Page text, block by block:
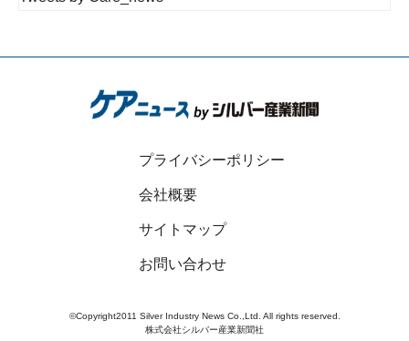
プライバシーポリシー
会社概要
サイトマップ
お問い合わせ
©Copyright2011 Silver Industry News Co.,Ltd. All rights reserved.
株式会社シルバー産業新聞社